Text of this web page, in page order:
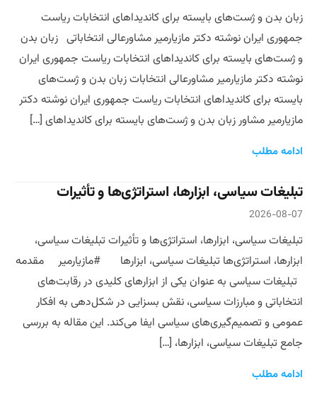
زبان بدن و ژست‌های بایسته برای کاندیداهای انتخابات ریاست
جمهوری ایران نوشته دکتر مازیارمیر مشاورعالی انتخاباتی زبان بدن
و ژست‌های بایسته برای کاندیداهای انتخابات ریاست جمهوری ایران
نوشته دکتر مازیارمیر مشاورعالی انتخابات زبان بدن و ژست‌های
بایسته برای کاندیداهای انتخابات ریاست جمهوری ایران نوشته دکتر
مازیارمیر مشاور زبان بدن و ژست‌های بایسته برای کاندیداهای […]
ادامه مطلب
تبلیغات سیاسی، ابزارها، استراتژی‌ها و تأثیرات
2026-08-07
تبلیغات سیاسی، ابزارها، استراتژی‌ها و تأثیرات تبلیغات سیاسی،
ابزارها، استراتژی‌ها تبلیغات سیاسی، ابزارها #مازیارمیر مقدمه
تبلیغات سیاسی به عنوان یکی از ابزارهای کلیدی در رقابت‌های
انتخاباتی و مبارزات سیاسی، نقش بسزایی در شکل‌دهی به افکار
عمومی و تصمیم‌گیری‌های سیاسی ایفا می‌کند. این مقاله به بررسی
جامع تبلیغات سیاسی، ابزارها، […]
ادامه مطلب